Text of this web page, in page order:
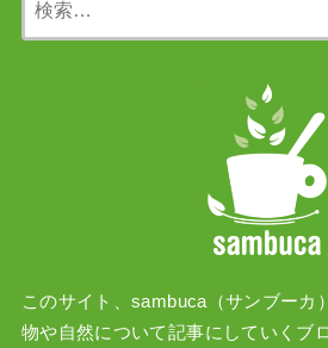
このサイト、sambuca（サンブーカ
物や自然について記事にしていくブ